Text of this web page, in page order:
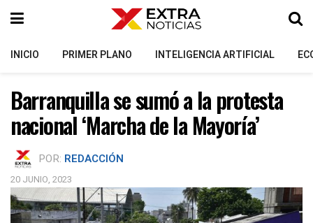
INICIO PRIMER PLANO INTELIGENCIA ARTIFICIAL
Barranquilla se sumó a la protesta
nacional ‘Marcha de la Mayoría’
POR: REDACCIÓN
20 JUNIO, 2023